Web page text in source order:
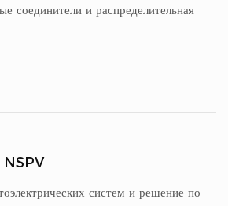
соединители и распределительная
NSPV
систем и решение по